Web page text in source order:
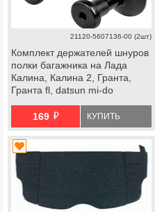
21120-5607136-00 (2шт)
Комплект держателей шнуров
полки багажника на Лада
Калина, Калина 2, Гранта,
Гранта fl, datsun mi-do
169 й КУПИТЬ